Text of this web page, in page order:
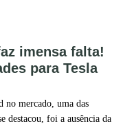
imensa falta!
para Tesla
no mercado, uma das
destacou, foi a ausência da